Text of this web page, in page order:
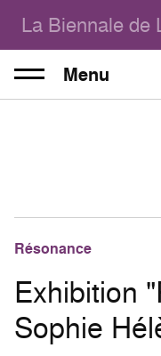
La Biennale de
Menu
Résonance
Exhibition
Sophie